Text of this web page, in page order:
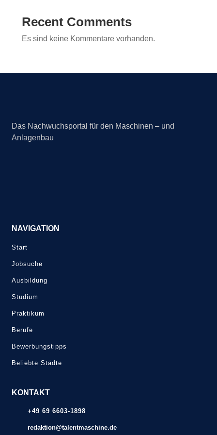
Recent Comments
Es sind keine Kommentare vorhanden.
Das Nachwuchsportal für den Maschinen – und
Anlagenbau
NAVIGATION
Start
Jobsuche
Ausbildung
Studium
Praktikum
Berufe
Bewerbungstipps
Beliebte Städte
KONTAKT
+49 69 6603-1898
redaktion@talentmaschine.de